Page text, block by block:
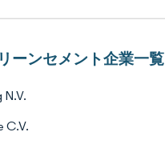
ーンセメント企業一覧
C.V.